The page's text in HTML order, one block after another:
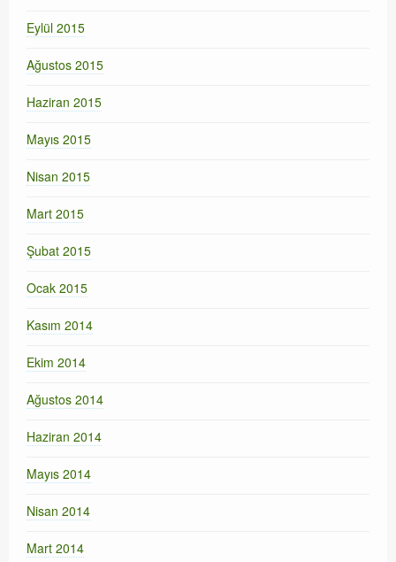
Eylül 2015
Ağustos 2015
Haziran 2015
Mayıs 2015
Nisan 2015
Mart 2015
Şubat 2015
Ocak 2015
Kasım 2014
Ekim 2014
Ağustos 2014
Haziran 2014
Mayıs 2014
Nisan 2014
Mart 2014